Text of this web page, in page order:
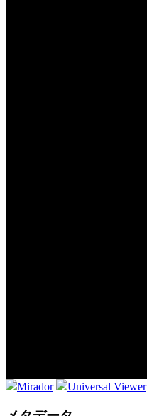
Mirador Universal Viewer